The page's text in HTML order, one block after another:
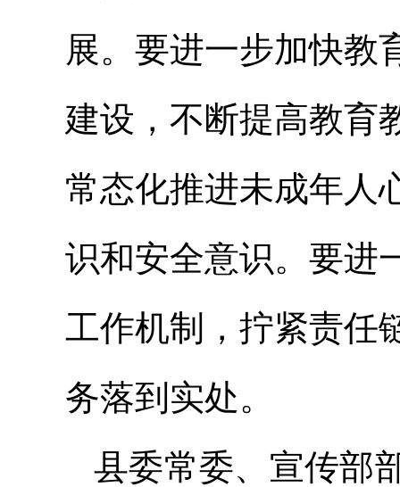
展。要进一步加快教
建设，不断提高教育
常态化推进未成年人
识和安全意识。要进
工作机制，拧紧责任
务落到实处。
县委常委、宣传部